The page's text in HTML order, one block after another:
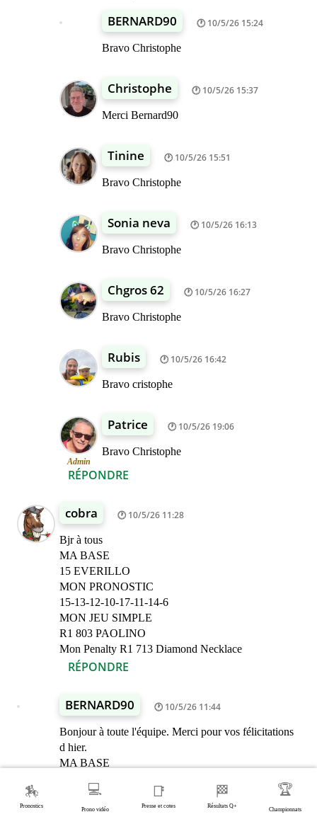
RÉPONDRE
BERNARD90 10/5/26 15:24
Bravo Christophe
Christophe 10/5/26 15:37
Merci Bernard90
Tinine 10/5/26 15:51
Bravo Christophe
Sonia neva 10/5/26 16:13
Bravo Christophe
Chgros 62 10/5/26 16:27
Bravo Christophe
Rubis 10/5/26 16:42
Bravo cristophe
Admin
Patrice 10/5/26 19:06
Bravo Christophe
cobra 10/5/26 11:28
Bjr à tous
MA BASE
15 EVERILLO
MON PRONOSTIC
15-13-12-10-17-11-14-6
MON JEU SIMPLE
R1 803 PAOLINO
Mon Penalty R1 713 Diamond Necklace
RÉPONDRE
BERNARD90 10/5/26 11:44
Bonjour à toute l'équipe. Merci pour vos félicitations
d hier.
MA BASE
MON PRONOSTIC
4-6-13-12-1-7-10-17
🏇
Pronostics
💻
Prono vidéo
📑
Presse et cotes
🏁
Résultats Q+
🏆
Championnats